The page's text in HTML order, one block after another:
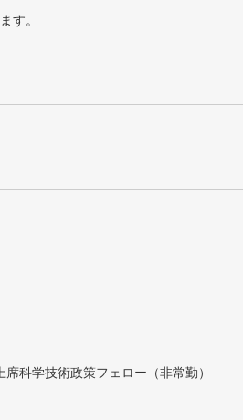
す。
科学技術政策フェロー（非常勤）